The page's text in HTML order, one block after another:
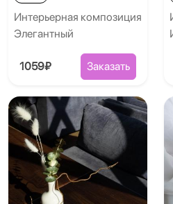
Интерьерная композиция
Элегантный
1059₽ Заказать